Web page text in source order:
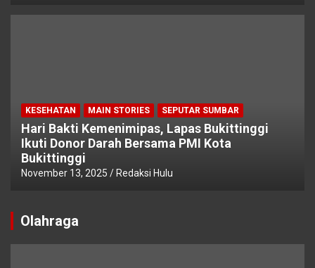
KESEHATAN MAIN STORIES SEPUTAR SUMBAR
Hari Bakti Kemenimipas, Lapas Bukittinggi
Ikuti Donor Darah Bersama PMI Kota
Bukittinggi
November 13, 2025 Redaksi Hulu
Olahraga